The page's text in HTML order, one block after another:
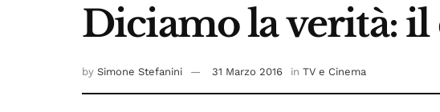
Diciamo la verità:
by Simone Stefanini 31 Marzo 2016 in TV e Cinema